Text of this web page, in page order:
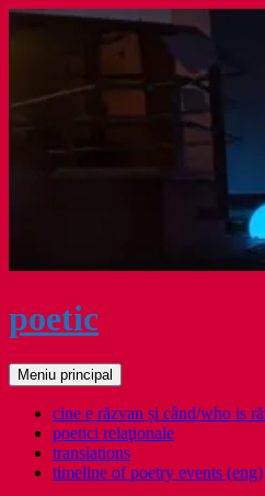
Sari
poetic
Caută
Meniu principal
cine e răzvan și când/who is
poetici relaţionale
translations
timeline of poetry events (eng)